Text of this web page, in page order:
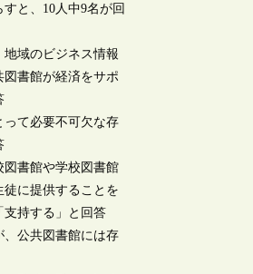
と、10人中9名が回
地域のビジネス情報
書館が経済をサポ
って必要不可欠な存
図書館や学校図書館
に提供することを
支持する」と回答
、公共図書館には存